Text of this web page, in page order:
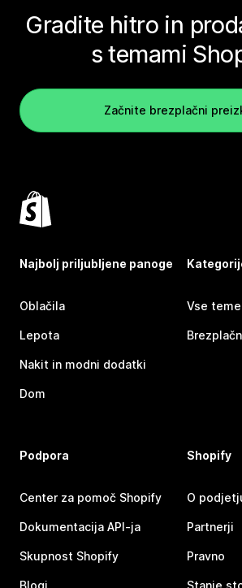
Gradite hitro in
s temami
Začnite brezplačni
Najbolj priljubljene panoge
Oblačila
Lepota
Nakit in modni dodatki
Dom
Vse teme
Podpora
Center za pomoč Shopify
Dokumentacija API-ja
Skupnost Shopify
Shopify
O
Partnerji
Pravno